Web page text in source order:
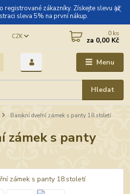
registrované zákazníky. Získejte slevu až
sleva 5% na první nákup.
Menu
CZK
Hledat
0 ks
za 0,00 Kč
Barokní dveřní zámek s panty 18.století
zámek s panty